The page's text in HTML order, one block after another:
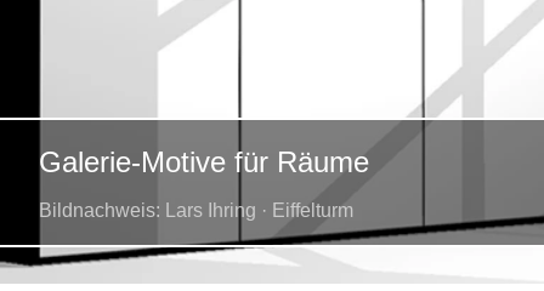
Galerie-Motive für Räume
Bildnachweis: Lars Ihring · Eiffelturm